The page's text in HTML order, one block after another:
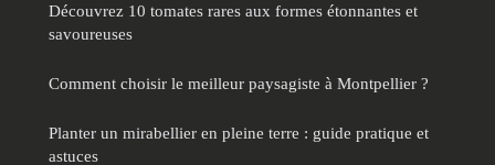
Découvrez 10 tomates rares aux formes étonnantes et
savoureuses
Comment choisir le meilleur paysagiste à Montpellier ?
Planter un mirabellier en pleine terre : guide pratique et
astuces